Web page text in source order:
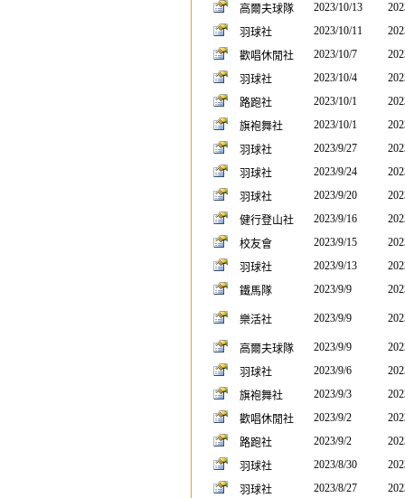
高爾夫球隊
2023/10/13
羽球社
2023/10/11
歡唱休閒社
2023/10/7
羽球社
2023/10/4
路跑社
2023/10/1
旗袍舞社
2023/10/1
羽球社
2023/9/27
羽球社
2023/9/24
羽球社
2023/9/20
健行登山社
2023/9/16
校友會
2023/9/15
羽球社
2023/9/13
鐵馬隊
2023/9/9
樂活社 2023/9/9
高爾夫球隊 2023/9/9
羽球社
2023/9/6
旗袍舞社
2023/9/3
歡唱休閒社
2023/9/2
路跑社
2023/9/2
羽球社
2023/8/30
羽球社
2023/8/27